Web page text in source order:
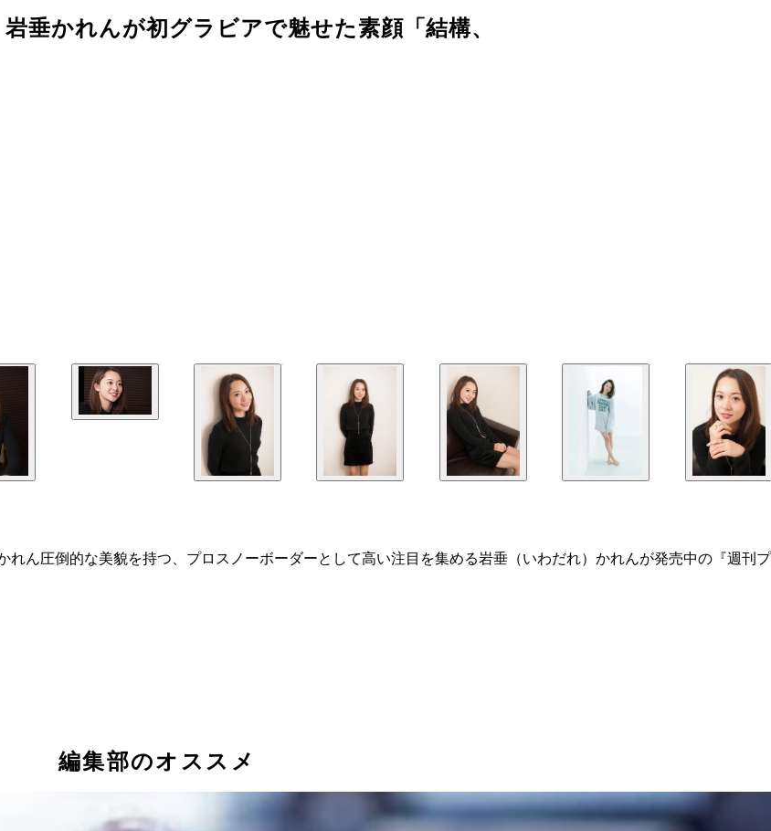
垂かれんが初グラビアで魅せた素顔「結構、
ん圧倒的な美貌を持つ、プロスノーボーダーとして高い注目を集める岩垂（いわだれ）かれんが発売中の『週刊プ
編集部のオススメ